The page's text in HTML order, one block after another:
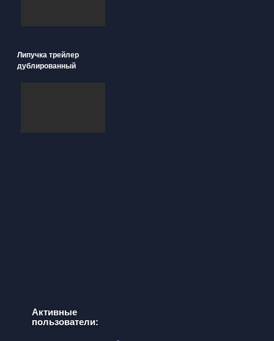
Липучка трейлер
дублированный
Активные
пользователи: